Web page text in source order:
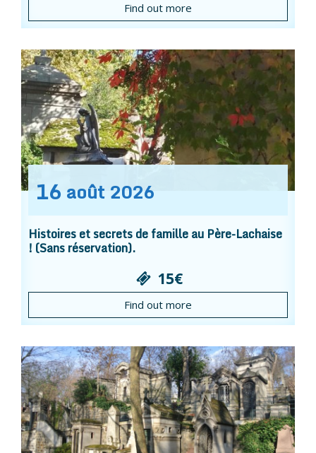
Find out more
16 août 2026
Histoires et secrets de famille au Père-Lachaise
! (Sans réservation).
15€
Find out more